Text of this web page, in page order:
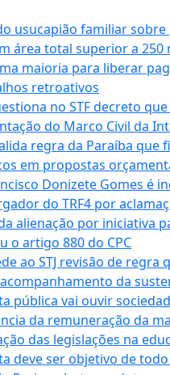
usucapião familiar sobre
área total superior a 250
maioria para liberar
retroativos
no STF decreto
do Marco Civil da
regra da Paraíba que
em propostas
Donizete Gomes é
do TRF4 por
alienação por iniciativa
o artigo 880 do CPC
ao STJ revisão de regra
da
pública vai ouvir
da remuneração da
das legislações na
deve ser objetivo de todo